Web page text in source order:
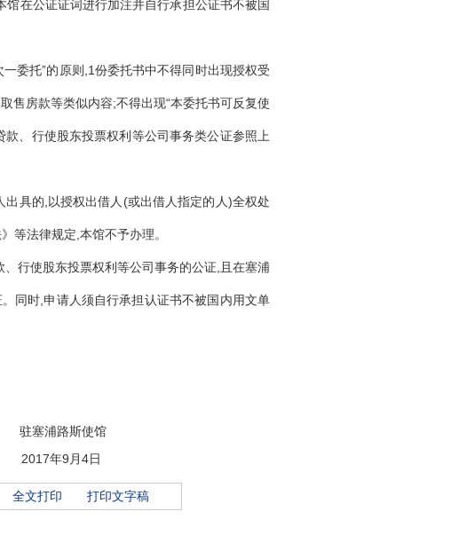
在公证证词进行加注并自行承担公证书不被国
一委托”的原则,1份委托书中不得同时出现授权受
售房款等类似内容;不得出现“本委托书可反复使
、行使股东投票权利等公司事务类公证参照上
出具的,以授权出借人(或出借人指定的人)全权处
等法律规定,本馆不予办理。
行使股东投票权利等公司事务的公证 ,且在塞浦
同时,申请人须自行承担认证书不被国内用文单
驻塞浦路斯使馆
2017年9月4日
全文打印 打印文字稿